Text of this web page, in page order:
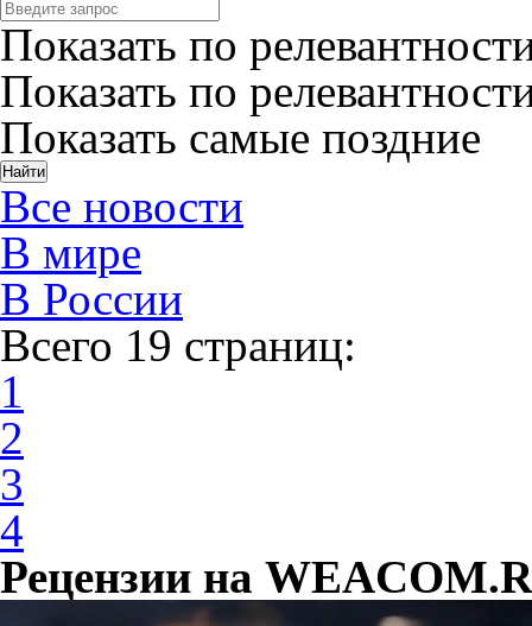
Показать по
Показать по
Показать самые поздние
Все новости
В мире
В России
Всего 19 страниц:
1
2
3
4
Рецензии на